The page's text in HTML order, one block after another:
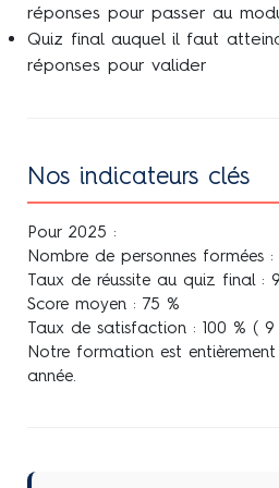
d’information et
Module n°4 :
CLASSE
Assurance
QUIZ DE
réponses pour passer au
Quiz final auquel il faut
réponses pour valider
Nos indicateurs clés
Pour 2025 :
Nombre de personnes formées :
Taux de réussite au quiz final :
Score moyen : 75 %
Taux de satisfaction : 100 % (
Notre formation est
année.